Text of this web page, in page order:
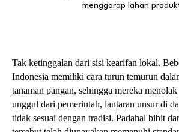
menggarap lahan
Tak ketinggalan dari sisi kearifan lokal.
Indonesia memiliki cara turun temurun
tanaman pangan, sehingga mereka
unggul dari pemerintah, lantaran unsur di
tidak sesuai dengan tradisi. Padahal bibit